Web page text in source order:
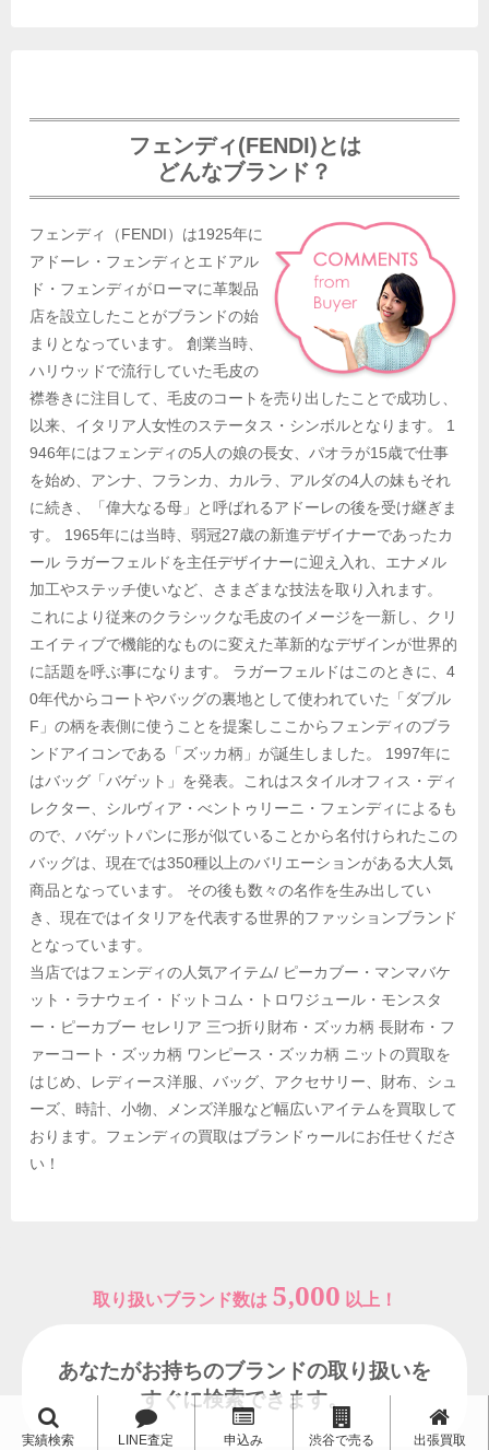
フェンディ(FENDI)とは
どんなブランド？
フェンディ（FENDI）は1925年に
アドーレ・フェンディとエドアル
ド・フェンディがローマに革製品
店を設立したことがブランドの始
まりとなっています。 創業当時、
ハリウッドで流行していた毛皮の
襟巻きに注目して、毛皮のコートを売り出したことで成功し、
以来、イタリア人女性のステータス・シンボルとなります。 1
946年にはフェンディの5人の娘の長女、パオラが15歳で仕事
を始め、アンナ、フランカ、カルラ、アルダの4人の妹もそれ
に続き、「偉大なる母」と呼ばれるアドーレの後を受け継ぎま
す。 1965年には当時、弱冠27歳の新進デザイナーであったカ
ール ラガーフェルドを主任デザイナーに迎え入れ、エナメル
加工やステッチ使いなど、さまざまな技法を取り入れます。
これにより従来のクラシックな毛皮のイメージを一新し、クリ
エイティブで機能的なものに変えた革新的なデザインが世界的
に話題を呼ぶ事になります。 ラガーフェルドはこのときに、4
0年代からコートやバッグの裏地として使われていた「ダブル
F」の柄を表側に使うことを提案しここからフェンディのブラ
ンドアイコンである「ズッカ柄」が誕生しました。 1997年に
はバッグ「バゲット」を発表。これはスタイルオフィス・ディ
レクター、シルヴィア・べントゥリーニ・フェンディによるも
ので、バゲットパンに形が似ていることから名付けられたこの
バッグは、現在では350種以上のバリエーションがある大人気
商品となっています。 その後も数々の名作を生み出してい
き、現在ではイタリアを代表する世界的ファッションブランド
となっています。
当店ではフェンディの人気アイテム/ ピーカブー・マンマバケ
ット・ラナウェイ・ドットコム・トロワジュール・モンスタ
ー・ピーカブー セレリア 三つ折り財布・ズッカ柄 長財布・フ
ァーコート・ズッカ柄 ワンピース・ズッカ柄 ニットの買取を
はじめ、レディース洋服、バッグ、アクセサリー、財布、シュ
ーズ、時計、小物、メンズ洋服など幅広いアイテムを買取して
おります。フェンディの買取はブランドゥールにお任せくださ
い！
取り扱いブランド数は 5,000 以上！
あなたがお持ちのブランドの取り扱いを
すぐに検索できます。
実績検索 LINE査定 申込み 渋谷で売る 出張買取